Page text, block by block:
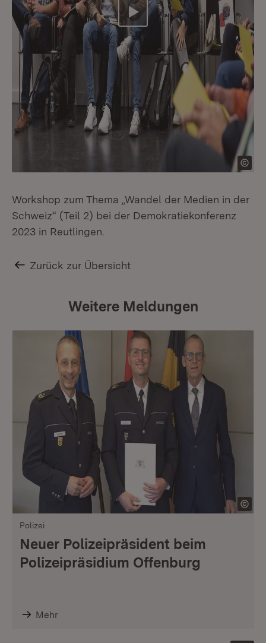
Video abspielen
Workshop zum Thema „Wandel der Medien in der
Schweiz“ (Teil 2) bei der Demokratiekonferenz
2023 in Reutlingen.
Zurück zur Übersicht
Weitere Meldungen
Polizei
Neuer Polizeipräsident beim
Polizeipräsidium Offenburg
Mehr